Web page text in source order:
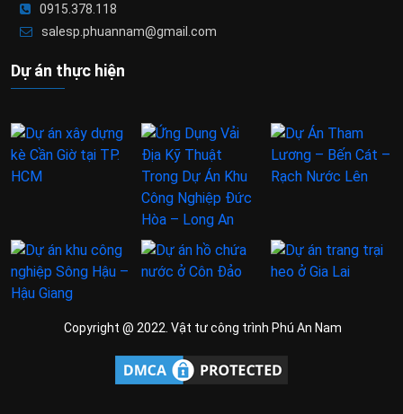
0915.378.118
salesp.phuannam@gmail.com
Dự án thực hiện
Copyright @ 2022. Vật tư công trình Phú An Nam